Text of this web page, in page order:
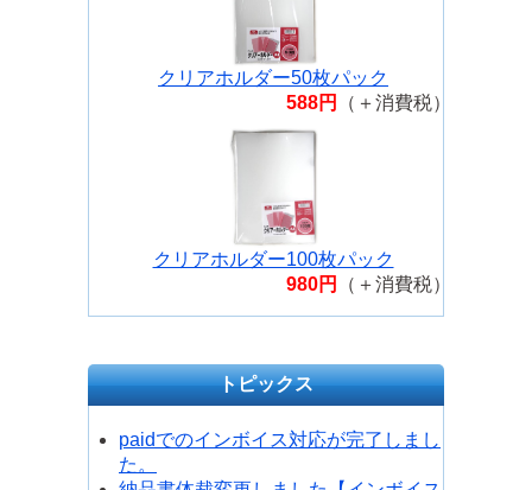
クリアホルダー50枚パック
588円
（＋消費税）
クリアホルダー100枚パック
980円
（＋消費税）
トピックス
paidでのインボイス対応が完了しまし
た。